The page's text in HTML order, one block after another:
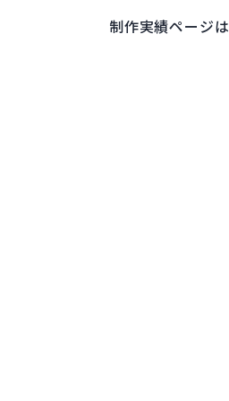
制作実績ページは